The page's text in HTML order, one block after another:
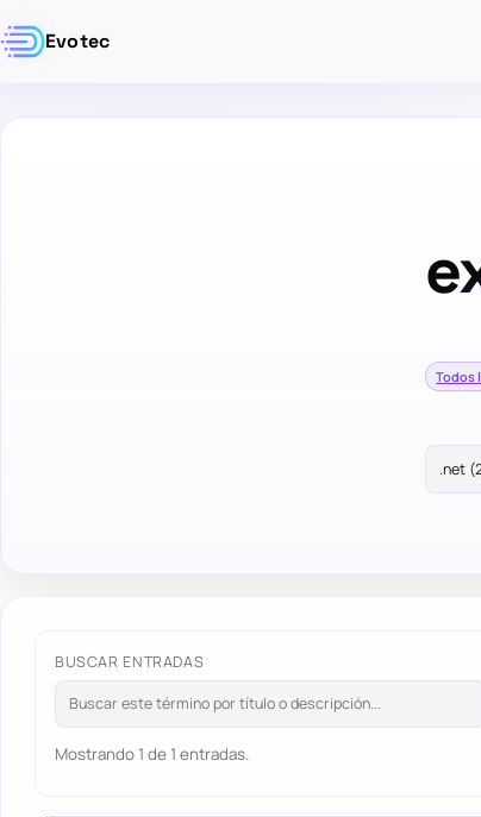
Evotec
Todos
BUSCAR ENTRADAS
Mostrando 1 de 1 entradas.